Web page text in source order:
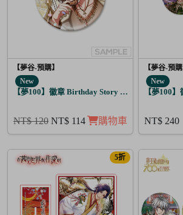
【夢谷-預購】
New
【夢100】徽章 Birthday Story 利卡 日覺
NT$ 120 NT$ 114 購物車
【夢谷-預購
New
【夢100
NT$ 240
5折